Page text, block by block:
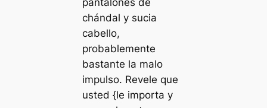
chándal y sucia
cabello,
probablemente
bastante la malo
impulso. Revele que
usted {le importa y